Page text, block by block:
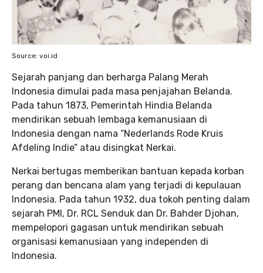
Source: voi.id
Sejarah panjang dan berharga Palang Merah
Indonesia dimulai pada masa penjajahan Belanda.
Pada tahun 1873, Pemerintah Hindia Belanda
mendirikan sebuah lembaga kemanusiaan di
Indonesia dengan nama “Nederlands Rode Kruis
Afdeling Indie” atau disingkat Nerkai.
Nerkai bertugas memberikan bantuan kepada korban
perang dan bencana alam yang terjadi di kepulauan
Indonesia. Pada tahun 1932, dua tokoh penting dalam
sejarah PMI, Dr. RCL Senduk dan Dr. Bahder Djohan,
mempelopori gagasan untuk mendirikan sebuah
organisasi kemanusiaan yang independen di
Indonesia.